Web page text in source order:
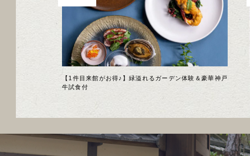
【1件目来館がお得♪】緑溢れるガーデン体験＆豪華神戸
牛試食付